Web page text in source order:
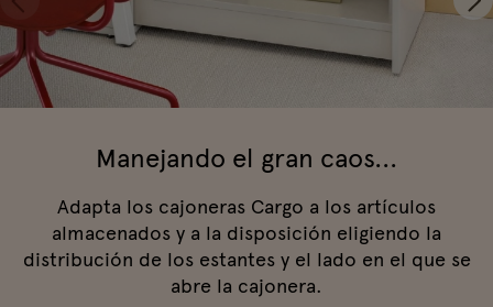
Manejando el gran caos...
Adapta los cajoneras Cargo a los artículos
almacenados y a la disposición eligiendo la
distribución de los estantes y el lado en el que se
abre la cajonera.